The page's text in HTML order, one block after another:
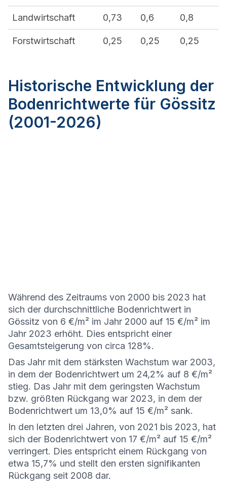
Landwirtschaft 0,73 0,6 0,8
Forstwirtschaft 0,25 0,25 0,25
Historische Entwicklung der
Bodenrichtwerte für Gössitz
(2001-2026)
Während des Zeitraums von 2000 bis 2023 hat
sich der durchschnittliche Bodenrichtwert in
Gössitz von 6 €/m² im Jahr 2000 auf 15 €/m² im
Jahr 2023 erhöht. Dies entspricht einer
Gesamtsteigerung von circa 128%.
Das Jahr mit dem stärksten Wachstum war 2003,
in dem der Bodenrichtwert um 24,2% auf 8 €/m²
stieg. Das Jahr mit dem geringsten Wachstum
bzw. größten Rückgang war 2023, in dem der
Bodenrichtwert um 13,0% auf 15 €/m² sank.
In den letzten drei Jahren, von 2021 bis 2023, hat
sich der Bodenrichtwert von 17 €/m² auf 15 €/m²
verringert. Dies entspricht einem Rückgang von
etwa 15,7% und stellt den ersten signifikanten
Rückgang seit 2008 dar.